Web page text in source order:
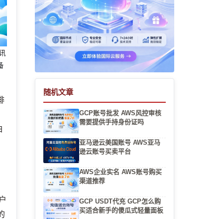
随机文章
GCP账号批发 AWS风控审核
需要提供手持身份证吗
亚马逊云美国账号 AWS亚马
逊云账号买卖平台
AWS企业实名 AWS账号购买
渠道推荐
GCP USDT代充 GCP怎么购
买适合新手的傻瓜式轻量面板